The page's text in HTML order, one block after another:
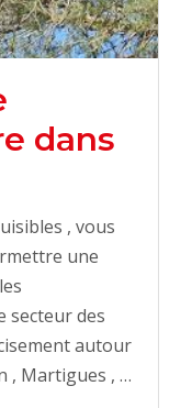
dans
, vous
une
secteur des
autour
, Martigues , …